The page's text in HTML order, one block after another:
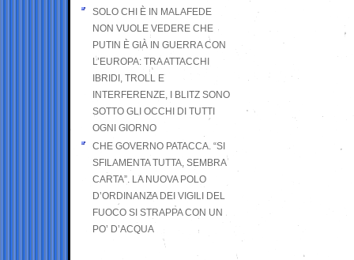
SOLO CHI È IN MALAFEDE
NON VUOLE VEDERE CHE
PUTIN È GIÀ IN GUERRA CON
L’EUROPA: TRA ATTACCHI
IBRIDI, TROLL E
INTERFERENZE, I BLITZ SONO
SOTTO GLI OCCHI DI TUTTI
OGNI GIORNO
CHE GOVERNO PATACCA. “SI
SFILAMENTA TUTTA, SEMBRA
CARTA”. LA NUOVA POLO
D’ORDINANZA DEI VIGILI DEL
FUOCO SI STRAPPA CON UN
PO’ D’ACQUA